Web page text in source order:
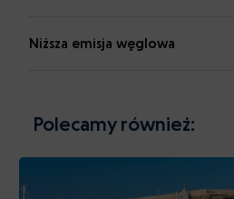
Niższa emisja węglowa
Polecamy również: